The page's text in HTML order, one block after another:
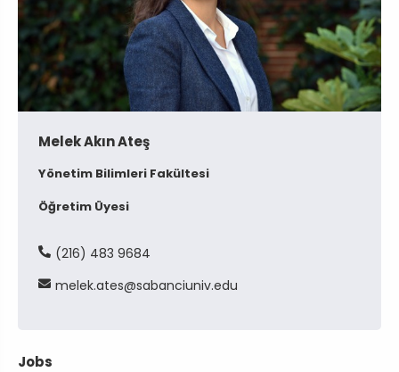
Melek Akın Ateş
Yönetim Bilimleri Fakültesi
Öğretim Üyesi
(216) 483 9684
melekates sabanciunivedu
Jobs